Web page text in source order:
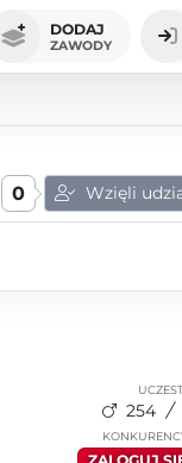
DODAJ
ZAWODY
0 Wzięli
254